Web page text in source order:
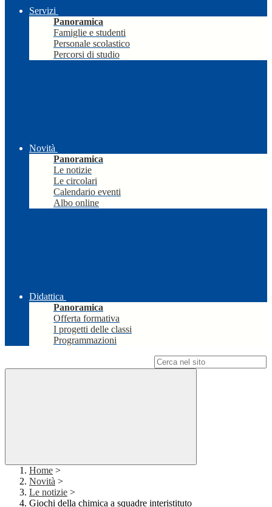
Servizi
Panoramica
Famiglie e studenti
Personale scolastico
Percorsi di studio
Novità
Panoramica
Le notizie
Le circolari
Calendario eventi
Albo online
Didattica
Panoramica
Offerta formativa
I progetti delle classi
Programmazioni
Home >
Novità >
Le notizie >
Giochi della chimica a squadre interistituto